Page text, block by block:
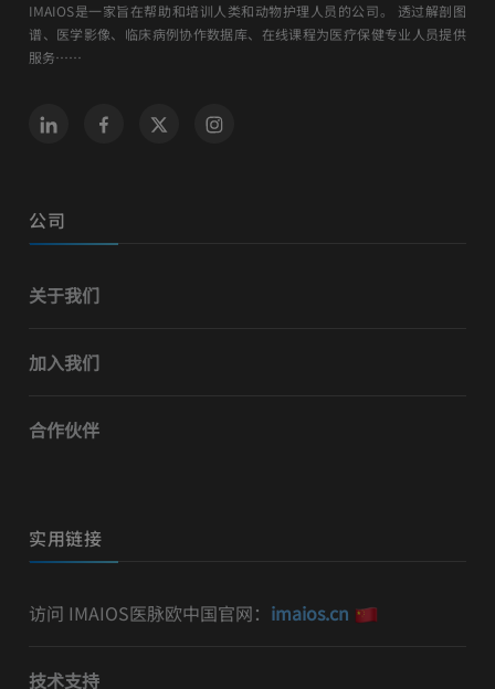
IMAIOS是一家旨在帮助和培训人类和动物护理人员的公司。 透过解剖图
谱、医学影像、临床病例协作数据库、在线课程为医疗保健专业人员提供
服务……
公司
关于我们
加入我们
合作伙伴
实用链接
访问 IMAIOS医脉欧中国官网： imaios.cn
技术支持